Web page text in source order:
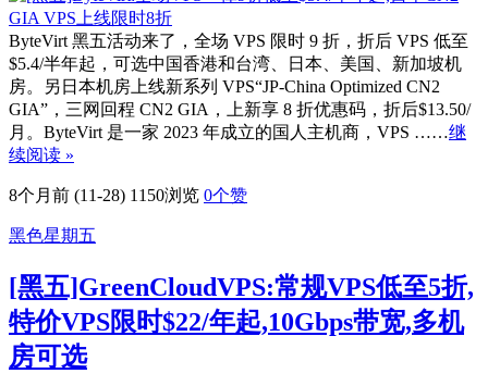
ByteVirt 黑五活动来了，全场 VPS 限时 9 折，折后 VPS 低至
$5.4/半年起，可选中国香港和台湾、日本、美国、新加坡机
房。另日本机房上线新系列 VPS“JP-China Optimized CN2
GIA”，三网回程 CN2 GIA，上新享 8 折优惠码，折后$13.50/
月。ByteVirt 是一家 2023 年成立的国人主机商，VPS ……继
续阅读 »
8个月前 (11-28) 1150浏览 0个赞
黑色星期五
[黑五]GreenCloudVPS:常规VPS低至5折,
特价VPS限时$22/年起,10Gbps带宽,多机
房可选